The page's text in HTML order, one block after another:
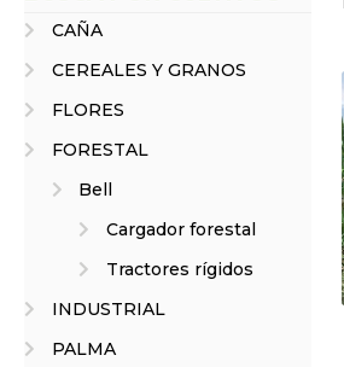
CAÑA
CEREALES Y GRANOS
FLORES
FORESTAL
Bell
Cargador forestal
Tractores rígidos
INDUSTRIAL
PALMA